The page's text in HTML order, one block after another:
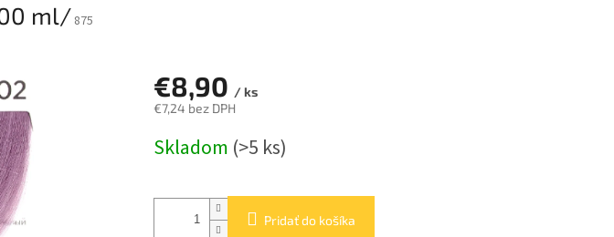
ml/ 875
€8,90 / ks
€7,24 bez DPH
cena:
Skladom (>5 ks)
Pridať do košíka